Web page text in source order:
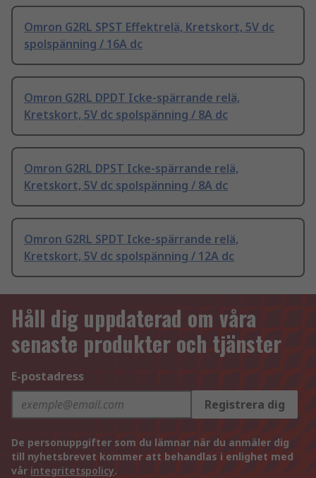
Omron G2RL SPST Effektrelä, Kretskort, 5V dc
spolspänning / 16A dc
Omron G2RL DPDT Icke-spärrande relä,
Kretskort, 5V dc spolspänning / 8A dc
Omron G2RL DPST Icke-spärrande relä,
Kretskort, 5V dc spolspänning / 8A dc
Omron G2RL SPDT Icke-spärrande relä,
Kretskort, 5V dc spolspänning / 12A dc
Håll dig uppdaterad om våra
senaste produkter och tjänster
E-postadress
Registrera dig
De personuppgifter som du lämnar när du anmäler dig
till nyhetsbrevet kommer att behandlas i enlighet med
vår integritetspolicy.